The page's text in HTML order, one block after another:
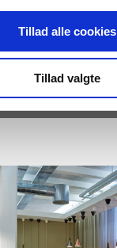
Tillad alle cookies
Tillad valgte
så kontakt os.